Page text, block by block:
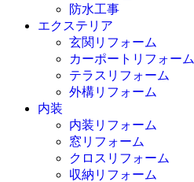
防水工事
エクステリア
玄関リフォーム
カーポートリフォーム
テラスリフォーム
外構リフォーム
内装
内装リフォーム
窓リフォーム
クロスリフォーム
収納リフォーム